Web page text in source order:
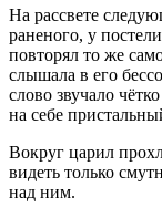
На рассвете
раненого, у
повторял то же
слышала в его
слово звучало
на себе
Вокруг царил
видеть только
над ним.